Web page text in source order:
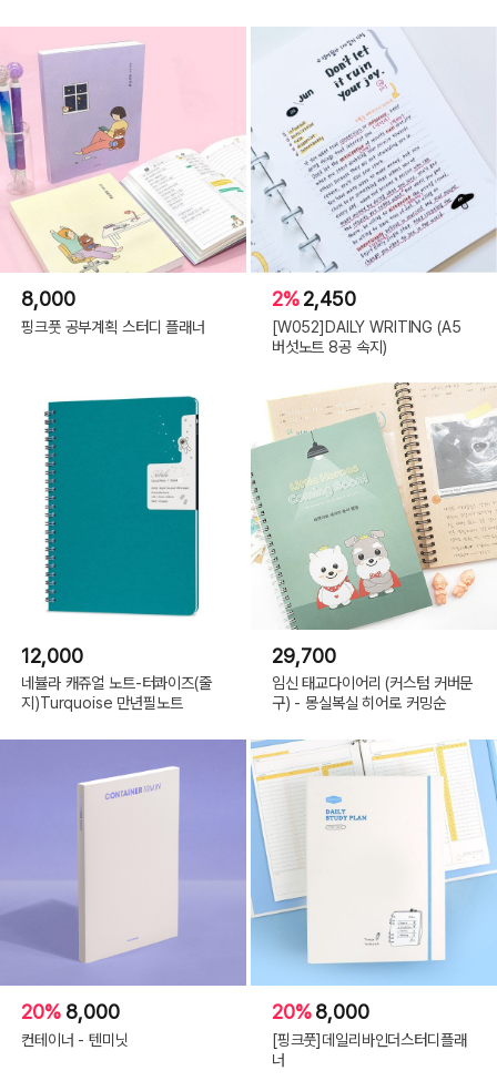
8,000
핑크풋 공부계획 스터디 플래너
2%2,450
[W052]DAILY WRITING (A5
버섯노트 8공 속지)
12,000
네뷸라 캐쥬얼 노트-터콰이즈(줄
지)Turquoise 만년필노트
29,700
임신 태교다이어리 (커스텀 커버문
구) - 몽실복실 히어로 커밍순
20% 8,000
컨테이너 - 텐미닛
20%8,000
[핑크풋]데일리바인더스터디플래
너